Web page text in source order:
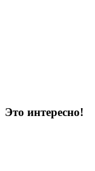
Это интересно!